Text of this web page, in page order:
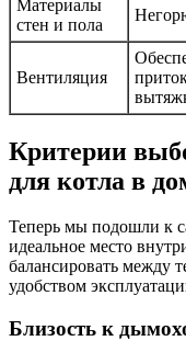
Материалы
стен и пола
Вентиляция
Критерии
для котла в
Теперь мы подошли к
идеальное место
балансировать между
удобством
Близость к